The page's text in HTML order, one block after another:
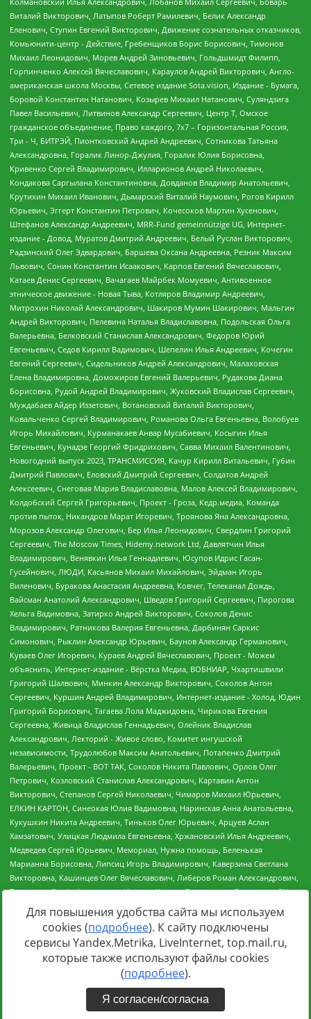
https://minjust.gov.ru/uploaded/files/reestr-
inostrannyih-agentov-22-03-2024.pdfданные на22.03.2024
Для повышения удобства сайта мы используем
cookies (подробнее). К сайту подключены
сервисы Yandex.Metrika, LiveInternet, top.mail.ru,
которые также используют файлы cookies
(подробнее).
Я согласен/согласна